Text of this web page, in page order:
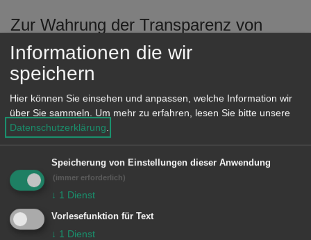
Zur Wahrung der Transparenz von
Vergabeverfahren gibt die Stadt Aalen
Angaben über beabsichtigte
Beschränkte Ausschreibungen mit
einem voraussichtlichen Auftragswert
über 25 T € netto nach den
Bestimmungen des § 20 Abs. 4 VOB/A
wie folgt bekannt:
Informationen die wir
speichern
Hier können Sie einsehen und anpassen, welche Information wir
über Sie sammeln.
Um mehr zu erfahren, lesen Sie bitte unsere
Datenschutzerklärung
Speicherung von Einstellungen dieser Anwendung
(immer erforderlich)
↓ 1 Dienst
Vorlesefunktion für Text
↓ 1 Dienst